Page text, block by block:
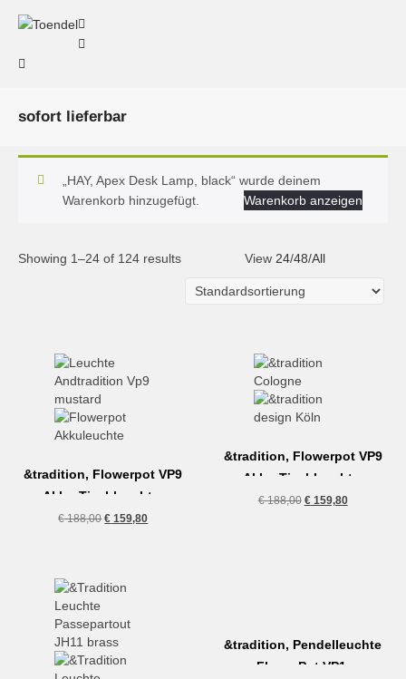
sofort lieferbar
„HAY, Apex Desk Lamp, black“ wurde deinem
Warenkorb hinzugefügt.
Warenkorb anzeigen
Showing 1–24 of 124 results View 24/48/All
&tradition, Flowerpot VP9
Akku-Tischleuchte,
mustard
€188,00Ursprünglicher
€ 159,80Aktueller
&tradition, Flowerpot VP9
Akku-Tischleuchte,
vermillion red
€188,00 Ursprünglicher
€159,80Aktueller
&tradition, Pendelleuchte
FlowerPot VP1,